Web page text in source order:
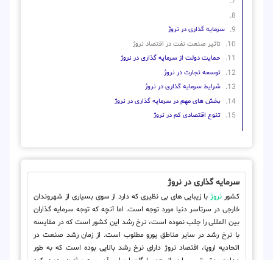
سرمایه گذاری در نروژ
تاثیر صنعت نفت در اقتصاد نروژ
حمایت دولت از سرمایه گذاری در نروژ
توسعه تجارت در نروژ
شرایط سرمایه گذاری در نروژ
بخش های مهم در سرمایه گذاری در نروژ
تنوع اقتصادی کم در نروژ
سرمایه گذاری در نروژ
کشور نروژ با زیبایی های بی نظیری که دارد از سوی بسیاری از شهروندان
خارجی در سرتاسر دنیا مورد توجه است. اما آنچه که توجه سرمایه گذاران
بین المللی را جلب نموده است، نرخ رشد این کشور است که در مقایسه
با نرخ رشد در سایر مناطق یورو مطلوب است. از زمان رشد صنعت در
اتحادیه اروپا، اقتصاد نروژ دارای نرخ رشد بالایی بوده است که به طور